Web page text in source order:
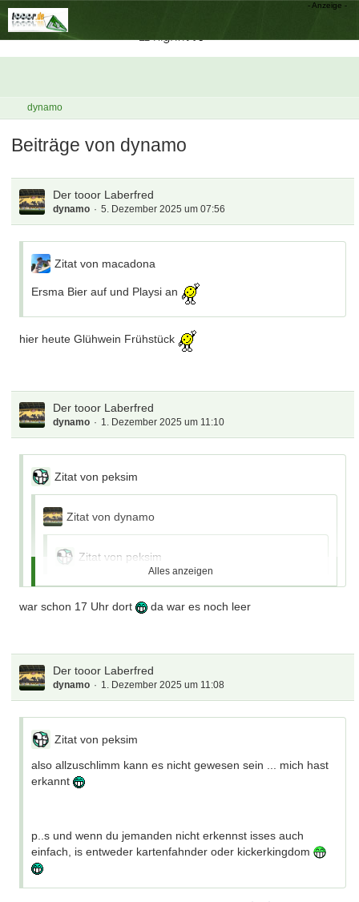
dynamo
Beiträge von dynamo
Der tooor Laberfred
dynamo 5. Dezember 2025 um 07:56
Zitat von macadona
Ersma Bier auf und Playsi an
hier heute Glühwein Frühstück
Der tooor Laberfred
dynamo 1. Dezember 2025 um 11:10
Zitat von peksim
Zitat von dynamo
Zitat von peksim
p..s und wenn du jemanden nicht erkennst isses
auch einfach, is entweder kartenfahnder oder
kickerkingdom
Alles anzeigen
war schon 17 Uhr dort da war es noch leer
Der tooor Laberfred
dynamo 1. Dezember 2025 um 11:08
Zitat von peksim
also allzuschlimm kann es nicht gewesen sein ... mich hast
erkannt
p..s und wenn du jemanden nicht erkennst isses auch
einfach, is entweder kartenfahnder oder kickerkingdom